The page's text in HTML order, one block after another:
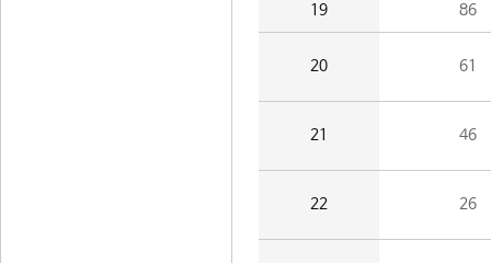
19 86
20 61
21 46
22 26